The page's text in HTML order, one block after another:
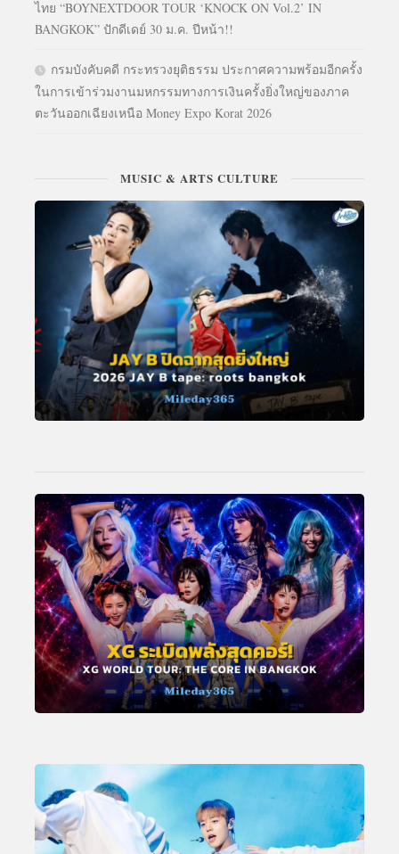
ไทย “BOYNEXTDOOR TOUR ‘KNOCK ON Vol.2’ IN
BANGKOK” ปักดีเดย์ 30 ม.ค. ปีหน้า!!
กรมบังคับคดี กระทรวงยุติธรรม ประกาศความพร้อมอีกครั้ง
ในการเข้าร่วมงานมหกรรมทางการเงินครั้งยิ่งใหญ่ของภาค
ตะวันออกเฉียงเหนือ Money Expo Korat 2026
MUSIC & ARTS CULTURE